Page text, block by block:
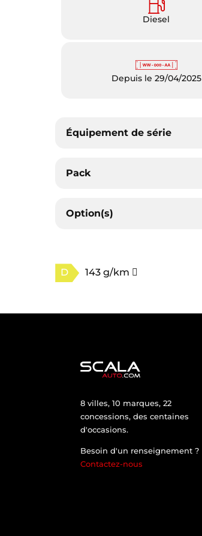
Diesel
Depuis le 29/04/2025
Équipement de série
Pack
Option(s)
D 143 g/km
8 villes, 10 marques, 22
concessions, des centaines
d'occasions.
Besoin d'un renseignement ?
Contactez-nous